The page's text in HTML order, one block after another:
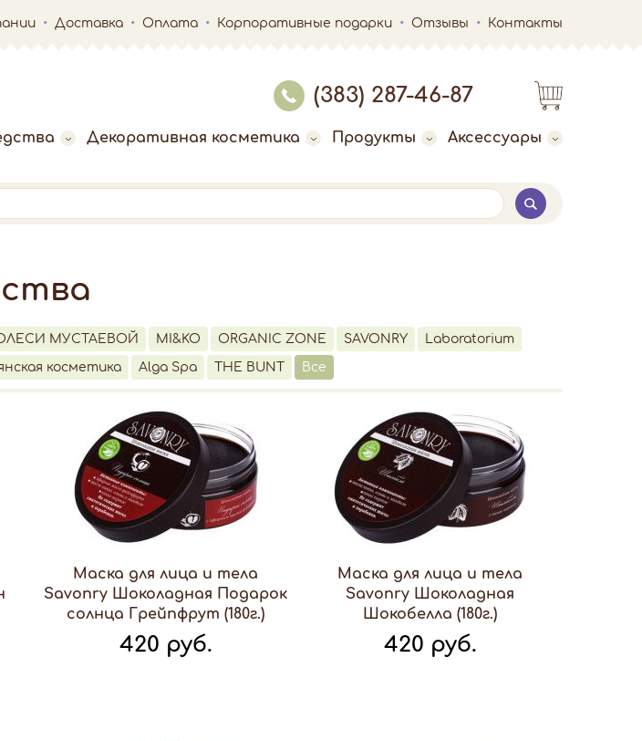
Доставка Оплата Корпоративные подарки Отзывы Контакты
(383) 287-46-87
Декоративная косметика Продукты Аксессуары
МУСТАЕВОЙ MI&KO ORGANIC ZONE SAVONRY Laboratorium
косметика Alga Spa THE BUNT Все
Маска для лица и тела
Savonry Шоколадная Подарок
солнца Грейпфрут (180г.)
420 руб.
Маска для лица и тела
Savonry Шоколадная
Шокобелла (180г.)
420 руб.